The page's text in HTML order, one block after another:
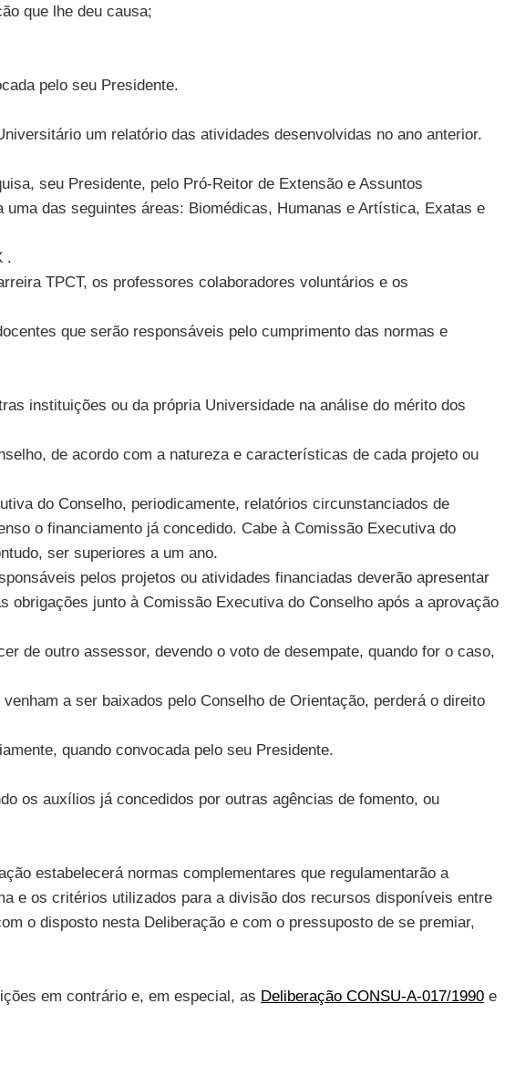
que lhe deu causa;
pelo seu Presidente.
um relatório das atividades desenvolvidas no ano anterior.
seu Presidente, pelo Pró-Reitor de Extensão e Assuntos
das seguintes áreas: Biomédicas, Humanas e Artística, Exatas e
.
TPCT, os professores colaboradores voluntários e os
que serão responsáveis pelo cumprimento das normas e
instituições ou da própria Universidade na análise do mérito dos
de acordo com a natureza e características de cada projeto ou
do Conselho, periodicamente, relatórios circunstanciados de
o financiamento já concedido. Cabe à Comissão Executiva do
ser superiores a um ano.
pelos projetos ou atividades financiadas deverão apresentar
junto à Comissão Executiva do Conselho após a aprovação
de outro assessor, devendo o voto de desempate, quando for o caso,
a ser baixados pelo Conselho de Orientação, perderá o direito
quando convocada pelo seu Presidente.
os auxílios já concedidos por outras agências de fomento, ou
estabelecerá normas complementares que regulamentarão a
e os critérios utilizados para a divisão dos recursos disponíveis entre
o disposto nesta Deliberação e com o pressuposto de se premiar,
em contrário e, em especial, as Deliberação CONSU-A-017/1990 e